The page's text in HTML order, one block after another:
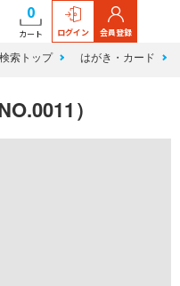
0
カート ログイン 会員登録
検索トップ はがき・カード
）